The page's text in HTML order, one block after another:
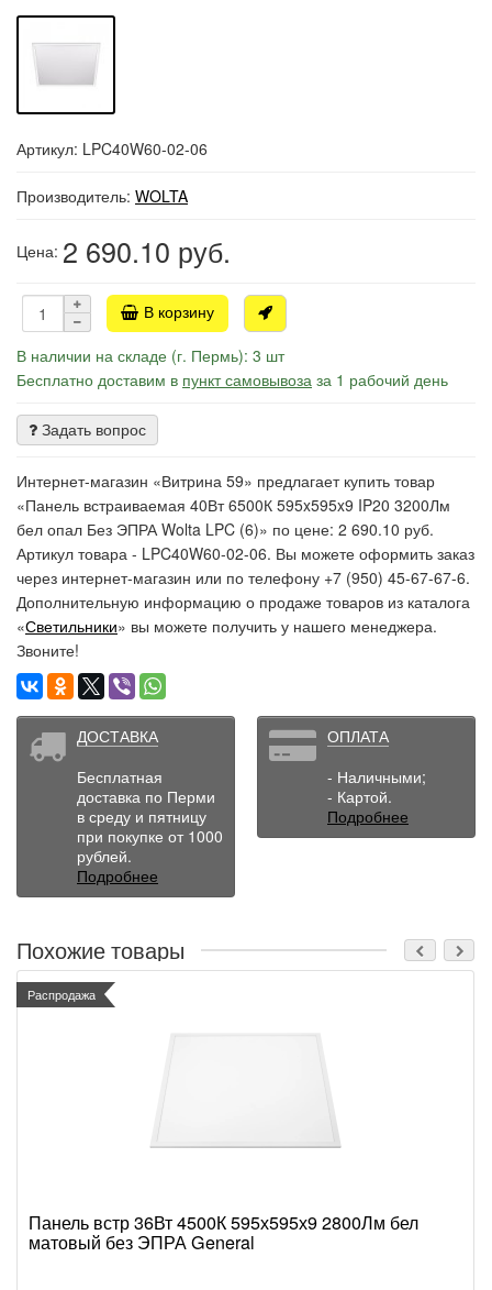
Артикул: LPC40W60-02-06
Производитель: WOLTA
Цена: 2 690.10 руб.
В корзину
В наличии на складе (г. Пермь): 3 шт
Бесплатно доставим в пункт самовывоза за 1 рабочий день
Задать вопрос
Интернет-магазин «Витрина 59» предлагает купить товар
«Панель встраиваемая 40Вт 6500К 595x595x9 IP20 3200Лм
бел опал Без ЭПРА Wolta LPC (6)» по цене: 2 690.10 руб.
Артикул товара - LPC40W60-02-06. Вы можете оформить заказ
через интернет-магазин или по телефону +7 (950) 45-67-67-6.
Дополнительную информацию о продаже товаров из каталога
«Светильники» вы можете получить у нашего менеджера.
Звоните!
ДОСТАВКА
Бесплатная
доставка по Перми
в среду и пятницу
при покупке от 1000
рублей.
Подробнее
ОПЛАТА
- Наличными;
- Картой.
Подробнее
Похожие товары
Распродажа
Панель встр 36Вт 4500К 595х595х9 2800Лм бел
матовый без ЭПРА General